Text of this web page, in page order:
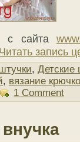
с сайта
Читать запись
, Детские
, вязание
1 Comment